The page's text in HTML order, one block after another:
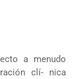
a menudo
clí- nica